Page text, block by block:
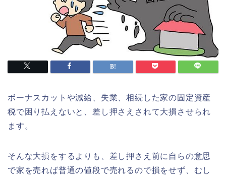
ボーナスカットや減給、失業、相続した家の固定資産
税で困り払えないと、差し押さえされて大損させられ
ます。
そんな大損をするよりも、差し押さえ前に自らの意思
で家を売れば普通の値段で売れるので損をせず、むし